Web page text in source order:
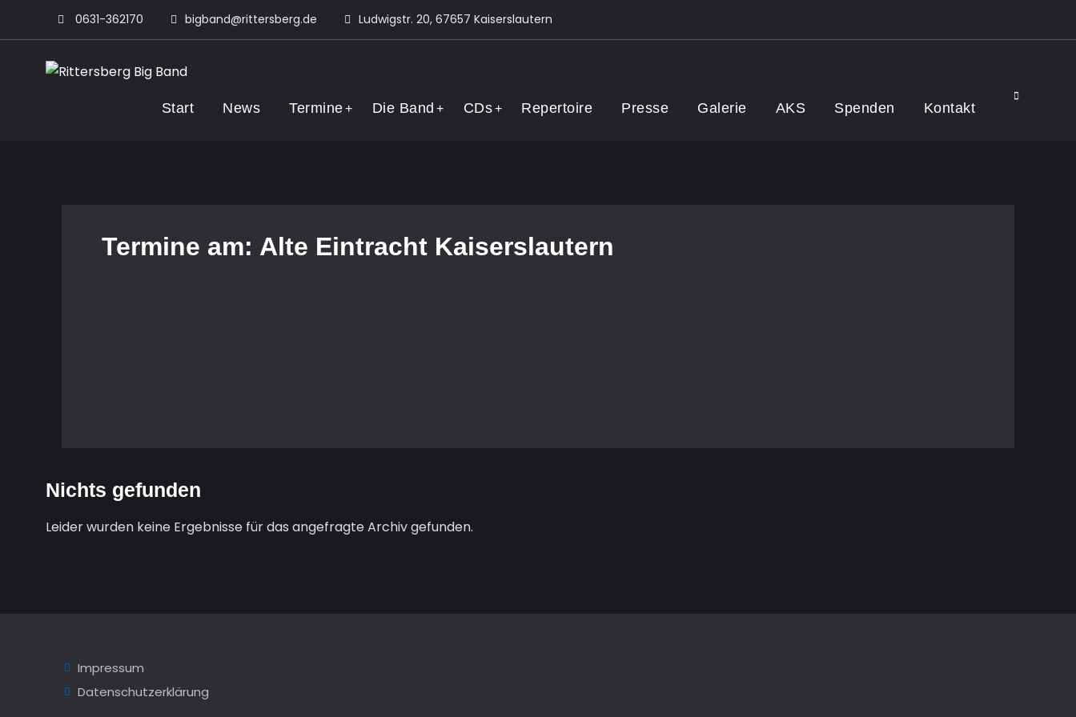
0631-362170 bigband@rittersberg.de Ludwigstr. 20, 67657 Kaiserslautern
Start News Termine Die Band CDs Repertoire Presse Galerie AKS Spenden Kontakt
Search
Termine am: Alte Eintracht Kaiserslautern
Nichts gefunden
Leider wurden keine Ergebnisse für das angefragte Archiv gefunden.
Impressum
Datenschutzerklärung